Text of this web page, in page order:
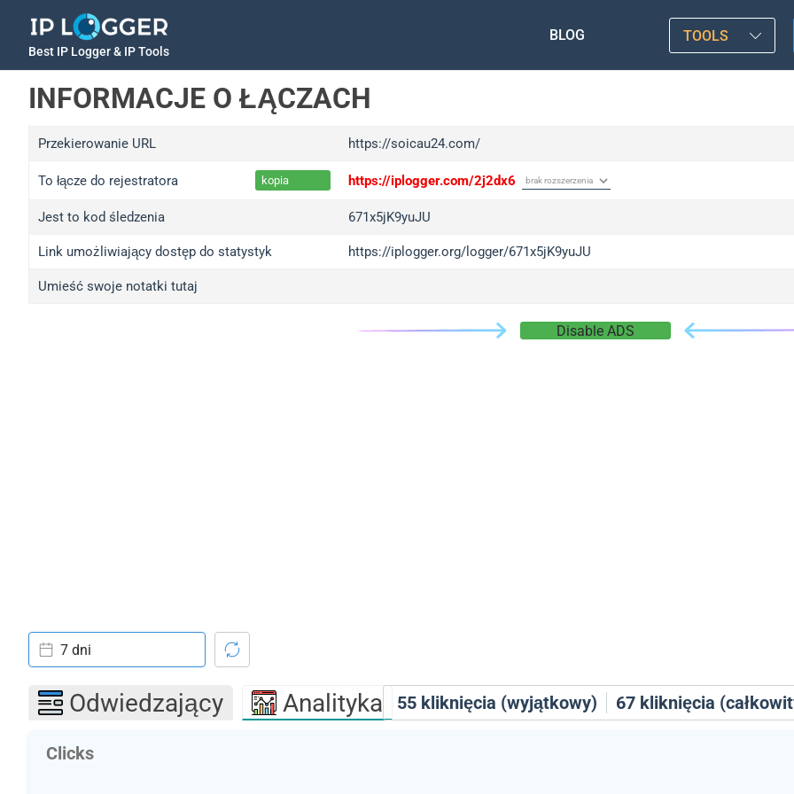
Best IP Logger & IP Tools
BLOG TOOLS
INFORMACJE O ŁĄCZACH
Przekierowanie URL https://soicau24.com/
To łącze do rejestratora kopia https://iplogger.com/2j2dx6
Jest to kod śledzenia 671x5jK9yuJU
Link umożliwiający dostęp do statystyk https://iplogger.org/logger/671x5jK9yuJU
Umieść swoje notatki tutaj
Disable ADS
55 kliknięcia (wyjątkowy) 67 kliknięcia
7 dni
Odwiedzający Analityka
Clicks